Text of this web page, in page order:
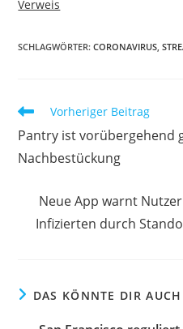
Verweis
SCHLAGWÖRTER:CORONAVIRUS,
Vorheriger Beitrag
Pantry ist vorübergehend
Nachbestückung
Neue App warnt
Infizierten durch
DAS KÖNNTE DIR